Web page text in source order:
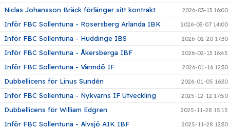
Niclas Johansson Bräck förlänger sitt kontrakt 2026-03-13 16:00
Inför FBC Sollentuna - Rosersberg Arlanda IBK 2026-03-07 14:00
Inför FBC Sollentuna - Huddinge IBS 2026-02-20 17:30
Inför FBC Sollentuna - Åkersberga IBF 2026-02-13 16:45
Inför FBC Sollentuna - Värmdö IF 2026-01-16 12:30
Dubbellicens för Linus Sundén 2026-01-05 16:30
Inför FBC Sollentuna - Nykvarns IF Utveckling 2025-12-12 17:50
Dubbellicens för William Edgren 2025-11-28 15:15
Inför FBC Sollentuna - Älvsjö AIK IBF 2025-11-28 12:30